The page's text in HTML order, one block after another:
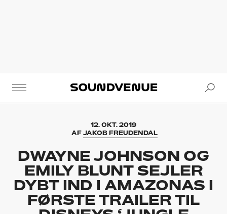
Soundvenue
12. OKT. 2019
AFJAKOB FREUDENDAL
DWAYNE JOHNSON OG
EMILY BLUNT SEJLER
DYBT IND I AMAZONAS I
FØRSTE TRAILER TIL